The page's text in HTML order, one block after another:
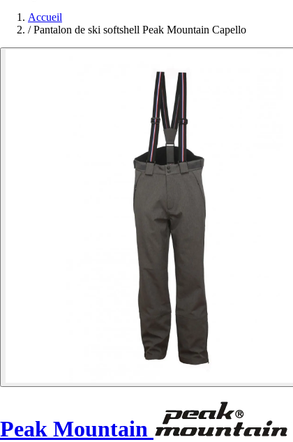
Accueil
/ Pantalon de ski softshell Peak Mountain Capello
Peak Mountain